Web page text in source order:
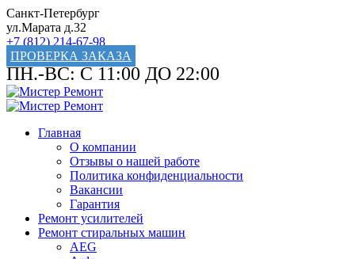
Санкт-Петербург
ул.Марата д.32
+7 (812) 214-67-98
ПРОВЕРКА ЗАКАЗА
ПН.-ВС: С 11:00 ДО 22:00
Главная
О компании
Отзывы о нашей работе
Политика конфиденциальности
Вакансии
Гарантия
Ремонт усилителей
Ремонт стиральных машин
AEG